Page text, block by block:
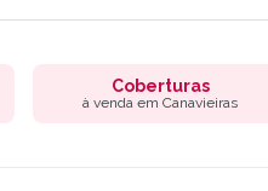
Coberturas
à venda em Canavieiras